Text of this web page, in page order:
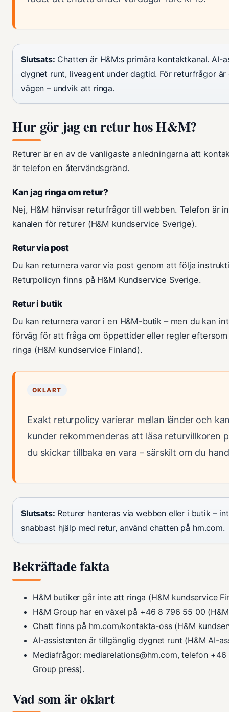
Slutsats: Chatten är H&M:s primära kontaktkanal. AI-
dygnet runt, liveagent under dagtid. För returfrågor är
vägen – undvik att ringa.
Hur gör jag en retur hos H&M?
Returer är en av de vanligaste anledningarna att
är telefon en återvändsgränd.
Kan jag ringa om retur?
Nej, H&M hänvisar returfrågor till webben. Telefon är
kanalen för returer (H&M kundservice Sverige).
Retur via post
Du kan returnera varor via post genom att följa
Returpolicyn finns på H&M Kundservice Sverige.
Retur i butik
Du kan returnera varor i en H&M-butik – men du kan
förväg för att fråga om öppettider eller regler
ringa (H&M kundservice Finland).
OKLART
Exakt returpolicy varierar mellan länder och
kunder rekommenderas att läsa returvillkoren
du skickar tillbaka en vara – särskilt om du
Slutsats: Returer hanteras via webben eller i butik –
snabbast hjälp med retur, använd chatten på hm.com.
Bekräftade fakta
H&M butiker går inte att ringa (H&M kundservice
H&M Group har en växel på +46 8 796 55 00
Chatt finns på hm.com/kontakta-oss (H&M
AI-assistenten är tillgänglig dygnet runt (H&M AI-
Mediafrågor: mediarelations@hm.com, telefon
Group press).
Vad som är oklart